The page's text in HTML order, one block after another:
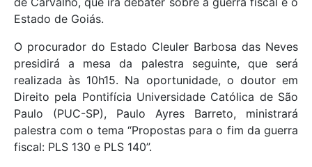
Estado de Goiás.
O procurador do Estado Cleuler Barbosa das Neves
presidirá a mesa da palestra seguinte, que será
realizada às 10h15. Na oportunidade, o doutor em
Direito pela Pontifícia Universidade Católica de São
Paulo (PUC-SP), Paulo Ayres Barreto, ministrará
palestra com o tema “Propostas para o fim da guerra
fiscal: PLS 130 e PLS 140”.